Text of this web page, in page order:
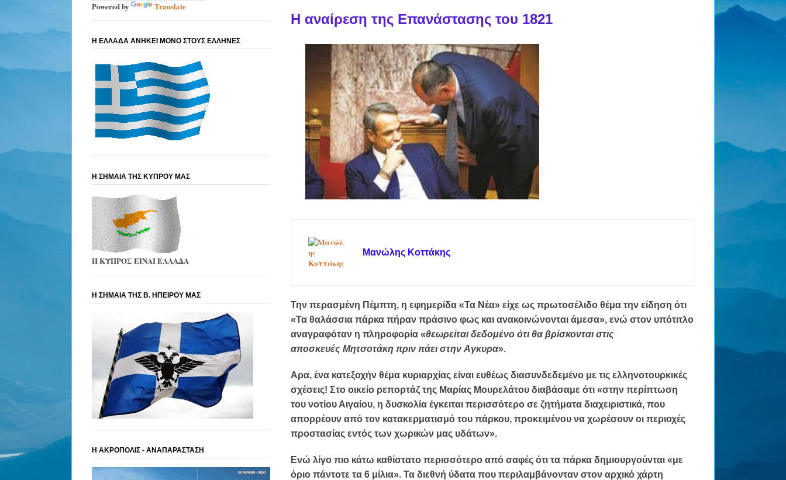
H αναίρεση της Επανάστασης του 1821
Μανώλης Κοττάκης
Την περασμένη Πέμπτη, η εφημερίδα «Τα Νέα» είχε ως πρωτοσέλιδο θέμα την είδηση ότι
«Τα θαλάσσια πάρκα πήραν πράσινο φως και ανακοινώνονται άμεσα», ενώ στον υπότιτλο
αναγραφόταν η πληροφορία «θεωρείται δεδομένο ότι θα βρίσκονται στις
αποσκευές Μητσοτάκη πριν πάει στην Αγκυρα».
Αρα, ένα κατεξοχήν θέμα κυριαρχίας είναι ευθέως διασυνδεδεμένο με τις ελληνοτουρκικές
σχέσεις! Στο οικείο ρεπορτάζ της Μαρίας Μουρελάτου διαβάσαμε ότι «στην περίπτωση
του νοτίου Αιγαίου, η δυσκολία έγκειται περισσότερο σε ζητήματα διαχειριστικά, που
απορρέουν από τον κατακερματισμό του πάρκου, προκειμένου να χωρέσουν οι περιοχές
προστασίας εντός των χωρικών μας υδάτων».
Ενώ λίγο πιο κάτω καθίστατο περισσότερο από σαφές ότι τα πάρκα δημιουργούνται «με
όριο πάντοτε τα 6 μίλια». Τα διεθνή ύδατα που περιλαμβάνονταν στον αρχικό χάρτη
Powered by Translate
Η ΕΛΛΑΔΑ ΑΝΗΚΕΙ ΜΟΝΟ ΣΤΟΥΣ ΕΛΛΗΝΕΣ
Η ΣΗΜΑΙΑ ΤΗΣ ΚΥΠΡΟΥ ΜΑΣ
Η ΚΥΠΡΟΣ ΕΙΝΑΙ ΕΛΛΑΔΑ
Η ΣΗΜΑΙΑ ΤΗΣ Β. ΗΠΕΙΡΟΥ ΜΑΣ
Η ΑΚΡΟΠΟΛΙΣ - ΑΝΑΠΑΡΑΣΤΑΣΗ